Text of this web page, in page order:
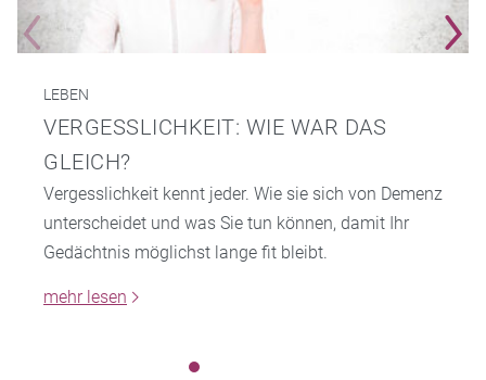
LEBEN
VERGESSLICHKEIT: WIE WAR DAS
GLEICH?
Vergesslichkeit kennt jeder. Wie sie sich von Demenz
unterscheidet und was Sie tun können, damit Ihr
Gedächtnis möglichst lange fit bleibt.
mehr lesen